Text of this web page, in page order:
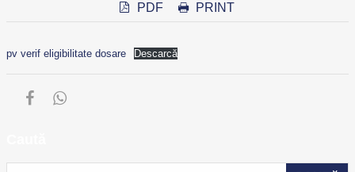
PDF PRINT
pv verif eligibilitate dosare Descarcă